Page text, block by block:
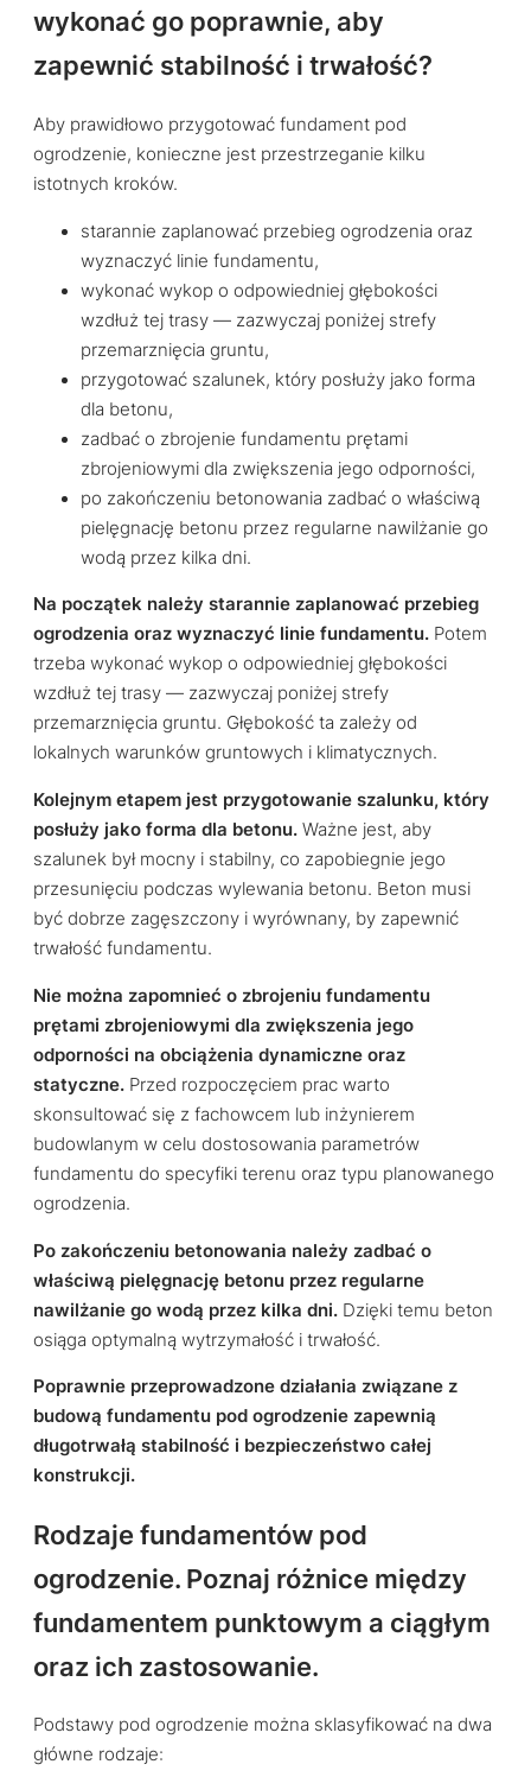
wykonać go poprawnie, aby
zapewnić stabilność i trwałość?
Aby prawidłowo przygotować fundament pod
ogrodzenie, konieczne jest przestrzeganie kilku
istotnych kroków.
starannie zaplanować przebieg ogrodzenia oraz
wyznaczyć linie fundamentu,
wykonać wykop o odpowiedniej głębokości
wzdłuż tej trasy — zazwyczaj poniżej strefy
przemarznięcia gruntu,
przygotować szalunek, który posłuży jako forma
dla betonu,
zadbać o zbrojenie fundamentu prętami
zbrojeniowymi dla zwiększenia jego odporności,
po zakończeniu betonowania zadbać o właściwą
pielęgnację betonu przez regularne nawilżanie go
wodą przez kilka dni.
Na początek należy starannie zaplanować przebieg
ogrodzenia oraz wyznaczyć linie fundamentu. Potem
trzeba wykonać wykop o odpowiedniej głębokości
wzdłuż tej trasy — zazwyczaj poniżej strefy
przemarznięcia gruntu. Głębokość ta zależy od
lokalnych warunków gruntowych i klimatycznych.
Kolejnym etapem jest przygotowanie szalunku, który
posłuży jako forma dla betonu. Ważne jest, aby
szalunek był mocny i stabilny, co zapobiegnie jego
przesunięciu podczas wylewania betonu. Beton musi
być dobrze zagęszczony i wyrównany, by zapewnić
trwałość fundamentu.
Nie można zapomnieć o zbrojeniu fundamentu
prętami zbrojeniowymi dla zwiększenia jego
odporności na obciążenia dynamiczne oraz
statyczne. Przed rozpoczęciem prac warto
skonsultować się z fachowcem lub inżynierem
budowlanym w celu dostosowania parametrów
fundamentu do specyfiki terenu oraz typu planowanego
ogrodzenia.
Po zakończeniu betonowania należy zadbać o
właściwą pielęgnację betonu przez regularne
nawilżanie go wodą przez kilka dni. Dzięki temu beton
osiąga optymalną wytrzymałość i trwałość.
Poprawnie przeprowadzone działania związane z
budową fundamentu pod ogrodzenie zapewnią
długotrwałą stabilność i bezpieczeństwo całej
konstrukcji.
Rodzaje fundamentów pod
ogrodzenie. Poznaj różnice między
fundamentem punktowym a ciągłym
oraz ich zastosowanie.
Podstawy pod ogrodzenie można sklasyfikować na dwa
główne rodzaje: